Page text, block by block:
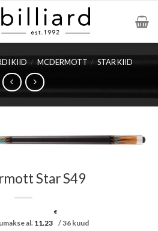
KIID / MCDERMOTT / STAR KIID
Star S49
al. 11.23
€
/ 36 kuud